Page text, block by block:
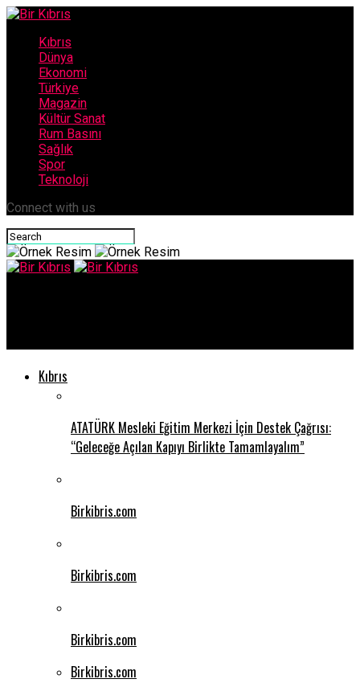
Kıbrıs
Dünya
Ekonomi
Türkiye
Magazin
Kültür Sanat
Rum Basını
Sağlık
Spor
Teknoloji
Connect with us
Kıbrıs
ATATÜRK Mesleki Eğitim Merkezi İçin Destek Çağrısı:
“Geleceğe Açılan Kapıyı Birlikte Tamamlayalım”
Birkibris.com
Birkibris.com
Birkibris.com
Birkibris.com